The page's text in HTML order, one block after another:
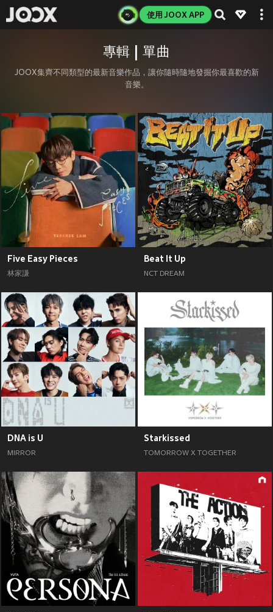
使用 JOOX APP
專輯 | 單曲
JOOX集齊不同類型的最新音樂作品，讓你隨時隨地發掘你最喜歡的新
音樂。
Five Easy Pieces
林家謙
Beat It Up
NCT DREAM
DNA is U
MIRROR
Starkissed
TOMORROW X TOGETHER